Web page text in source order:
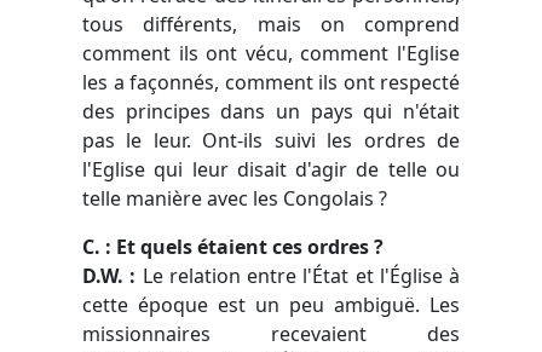
tous différents, mais on comprend
comment ils ont vécu, comment l'Eglise
les a façonnés, comment ils ont respecté
des principes dans un pays qui n'était
pas le leur. Ont-ils suivi les ordres de
l'Eglise qui leur disait d'agir de telle ou
telle manière avec les Congolais ?
C. : Et quels étaient ces ordres ?
D.W. : Le relation entre l'État et l'Église à
cette époque est un peu ambiguë. Les
missionnaires recevaient des